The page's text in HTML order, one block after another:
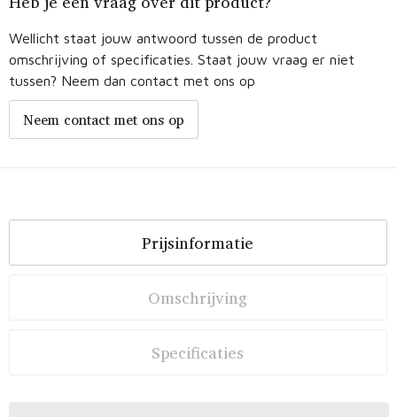
Wellicht staat jouw antwoord tussen de product
omschrijving of specificaties. Staat jouw vraag er niet
tussen? Neem dan contact met ons op
Neem contact met ons op
Prijsinformatie
Omschrijving
Specificaties